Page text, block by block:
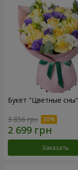
Букет "Цветные сны"
3 856 грн
Заказать